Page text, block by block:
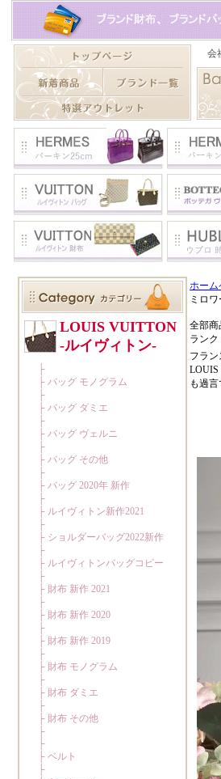
ホーム
ミロ
全部商
ラン
フラ
LOUIS
も過